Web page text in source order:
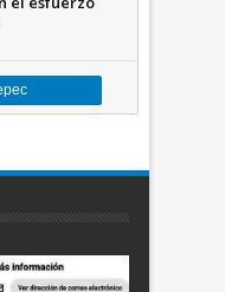
retiran 21